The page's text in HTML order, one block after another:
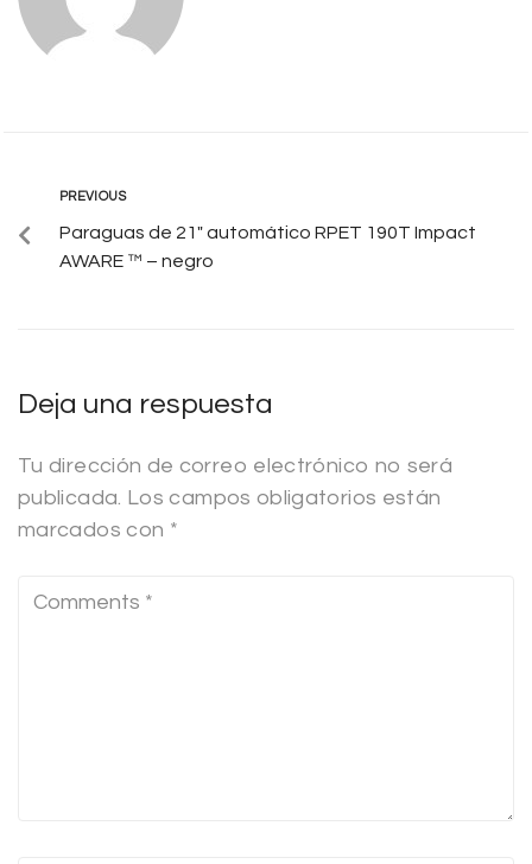
PREVIOUS
Paraguas de 21″ automático RPET 190T Impact
AWARE ™ – negro
Deja una respuesta
Tu dirección de correo electrónico no será
publicada. Los campos obligatorios están
marcados con *